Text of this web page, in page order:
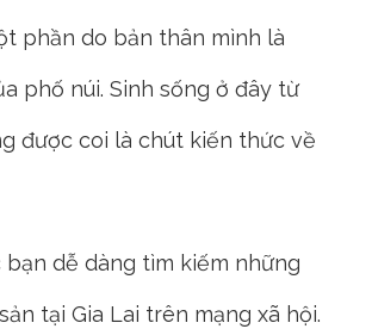
phần do bản thân mình là
phố núi. Sinh sống ở đây từ
được coi là chút kiến thức về
dễ dàng tìm kiếm những
tại Gia Lai trên mạng xã hội.